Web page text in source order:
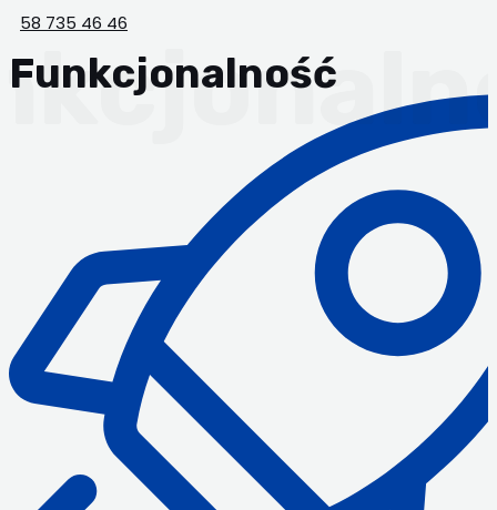
58 735 46 46
Funkcjonalność